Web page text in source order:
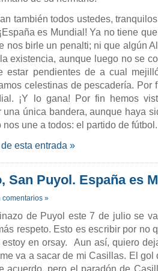
también todos ustedes,
es Mundial! Ya no tiene
nos birle un penalti; ni que algún
existencia, aunque luego no se
estar pendientes de a cual
celestinas de pescadería. Por
¡Y lo gana! Por fin hemos
una única bandera, aunque haya
nos une a todos: el partido de
esta entrada »
San Puyol. España es
comentarios »
de Puyol este 7 de julio se
respeto. Esto es escribir por no
estoy en orsay. Aun así, quiero
va a sacar de mi Casillas. El
acuerdo, pero el paradón de